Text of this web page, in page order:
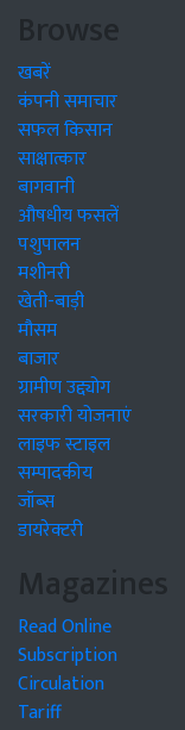
Browse
खबरें
कंपनी समाचार
सफल किसान
साक्षात्कार
बागवानी
औषधीय फसलें
पशुपालन
मशीनरी
खेती-बाड़ी
मौसम
बाजार
ग्रामीण उद्द्योग
सरकारी योजनाएं
लाइफ स्टाइल
सम्पादकीय
जॉब्स
डायरेक्टरी
Magazines
Read Online
Subscription
Circulation
Tariff